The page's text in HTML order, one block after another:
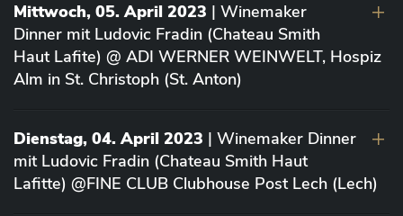
Mittwoch, 05. April 2023 | Winemaker
Dinner mit Ludovic Fradin (Chateau Smith
Haut Lafite) @ ADI WERNER WEINWELT, Hospiz
Alm in St. Christoph (St. Anton)
Dienstag, 04. April 2023 | Winemaker Dinner
mit Ludovic Fradin (Chateau Smith Haut
Lafitte) @FINE CLUB Clubhouse Post Lech (Lech)